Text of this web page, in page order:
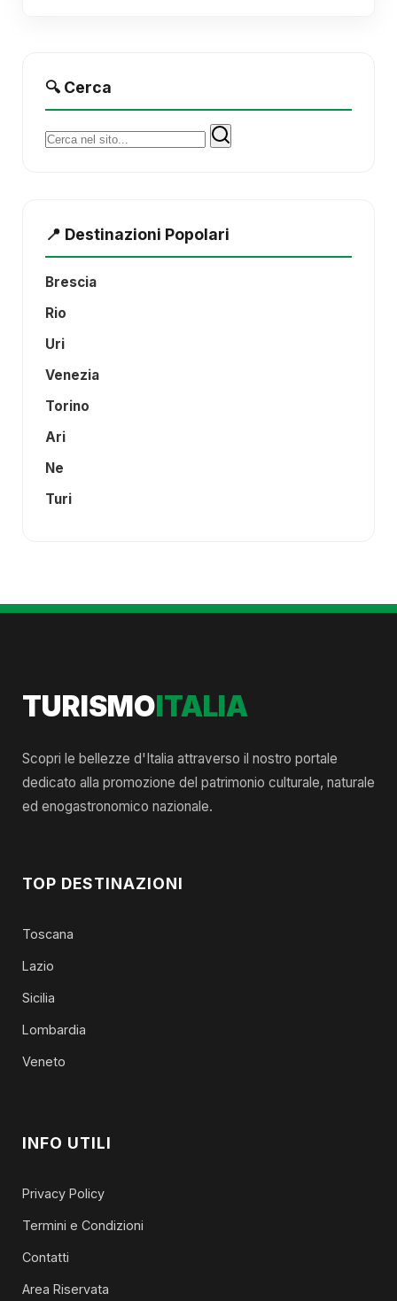
🔍 Cerca
Cerca:
📍 Destinazioni Popolari
Brescia
Rio
Uri
Venezia
Torino
Ari
Ne
Turi
TURISMOITALIA
Scopri le bellezze d'Italia attraverso il nostro portale
dedicato alla promozione del patrimonio culturale, naturale
ed enogastronomico nazionale.
TOP DESTINAZIONI
Toscana
Lazio
Sicilia
Lombardia
Veneto
INFO UTILI
Privacy Policy
Termini e Condizioni
Contatti
Area Riservata